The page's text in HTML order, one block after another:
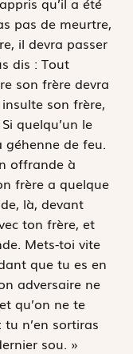
pas de meurtre,
il devra passer
dis : Tout
son frère devra
son frère,
quelqu’un le
de feu.
offrande à
frère a quelque
là, devant
ton frère, et
Mets-toi vite
que tu es en
adversaire ne
qu’on ne te
n’en sortiras
sou. »